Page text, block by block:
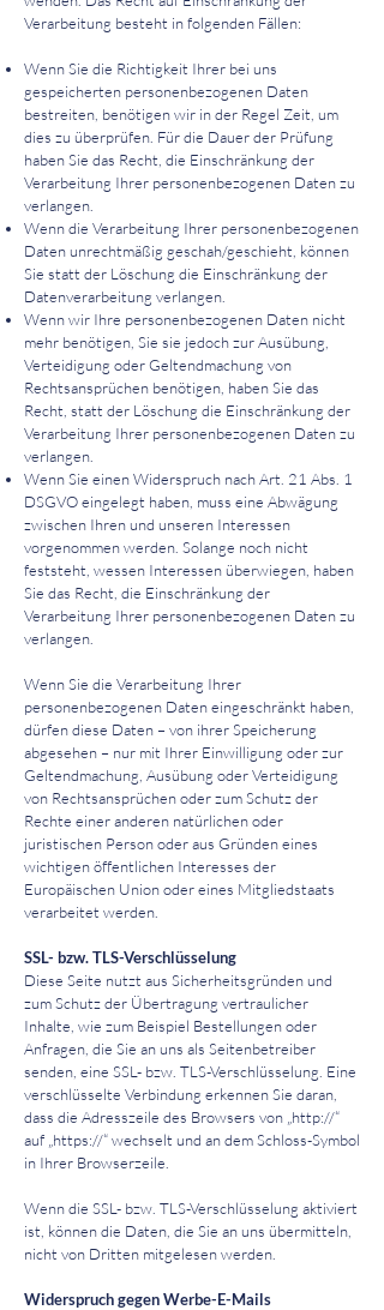
Verarbeitung besteht in folgenden Fällen:
Wenn Sie die Richtigkeit Ihrer bei uns
gespeicherten personenbezogenen Daten
bestreiten, benötigen wir in der Regel Zeit, um
dies zu überprüfen. Für die Dauer der Prüfung
haben Sie das Recht, die Einschränkung der
Verarbeitung Ihrer personenbezogenen Daten zu
verlangen.
Wenn die Verarbeitung Ihrer personenbezogenen
Daten unrechtmäßig geschah/geschieht, können
Sie statt der Löschung die Einschränkung der
Datenverarbeitung verlangen.
Wenn wir Ihre personenbezogenen Daten nicht
mehr benötigen, Sie sie jedoch zur Ausübung,
Verteidigung oder Geltendmachung von
Rechtsansprüchen benötigen, haben Sie das
Recht, statt der Löschung die Einschränkung der
Verarbeitung Ihrer personenbezogenen Daten zu
verlangen.
Wenn Sie einen Widerspruch nach Art. 21 Abs. 1
DSGVO eingelegt haben, muss eine Abwägung
zwischen Ihren und unseren Interessen
vorgenommen werden. Solange noch nicht
feststeht, wessen Interessen überwiegen, haben
Sie das Recht, die Einschränkung der
Verarbeitung Ihrer personenbezogenen Daten zu
verlangen.
Wenn Sie die Verarbeitung Ihrer
personenbezogenen Daten eingeschränkt haben,
dürfen diese Daten – von ihrer Speicherung
abgesehen – nur mit Ihrer Einwilligung oder zur
Geltendmachung, Ausübung oder Verteidigung
von Rechtsansprüchen oder zum Schutz der
Rechte einer anderen natürlichen oder
juristischen Person oder aus Gründen eines
wichtigen öffentlichen Interesses der
Europäischen Union oder eines Mitgliedstaats
verarbeitet werden.
SSL- bzw. TLS-Verschlüsselung
Diese Seite nutzt aus Sicherheitsgründen und
zum Schutz der Übertragung vertraulicher
Inhalte, wie zum Beispiel Bestellungen oder
Anfragen, die Sie an uns als Seitenbetreiber
senden, eine SSL- bzw. TLS-Verschlüsselung. Eine
verschlüsselte Verbindung erkennen Sie daran,
dass die Adresszeile des Browsers von „http://“
auf „https://“ wechselt und an dem Schloss-Symbol
in Ihrer Browserzeile.
Wenn die SSL- bzw. TLS-Verschlüsselung aktiviert
ist, können die Daten, die Sie an uns übermitteln,
nicht von Dritten mitgelesen werden.
Widerspruch gegen Werbe-E-Mails